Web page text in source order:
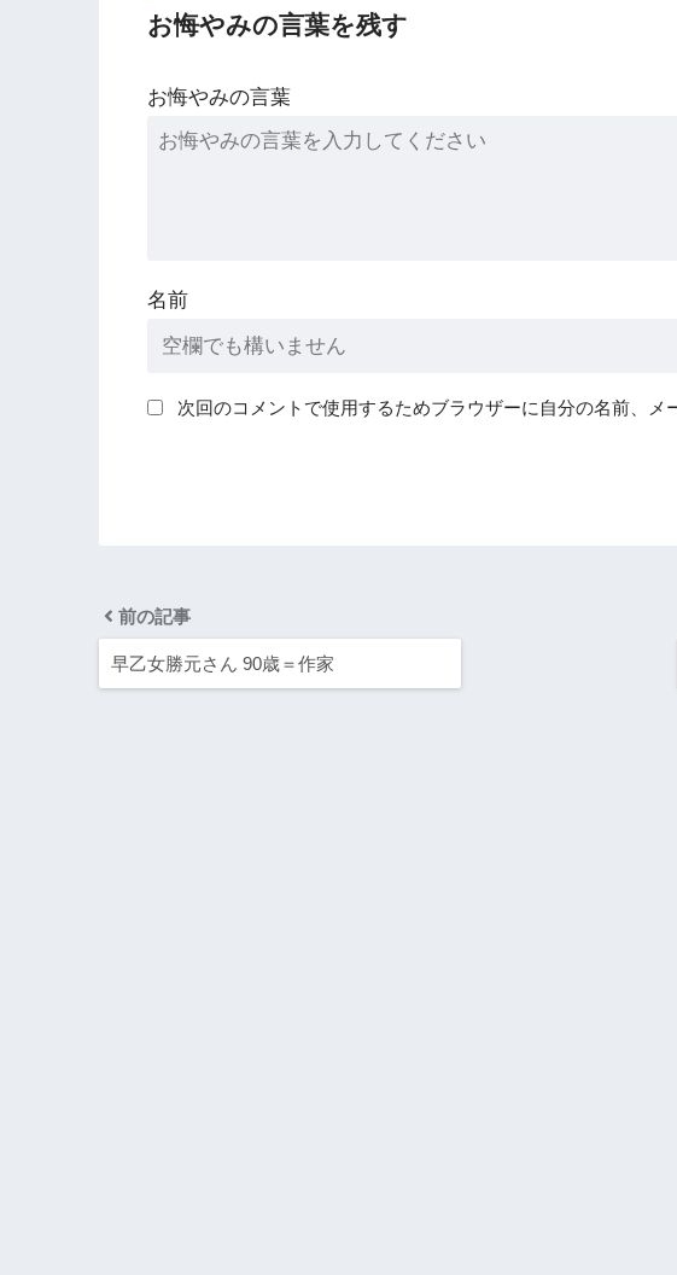
お悔やみの言葉を残す
お悔やみの言葉
名前
次回のコメントで使用するためブラウザーに自分の名前、メ
前の記事
早乙女勝元さん 90歳＝作家